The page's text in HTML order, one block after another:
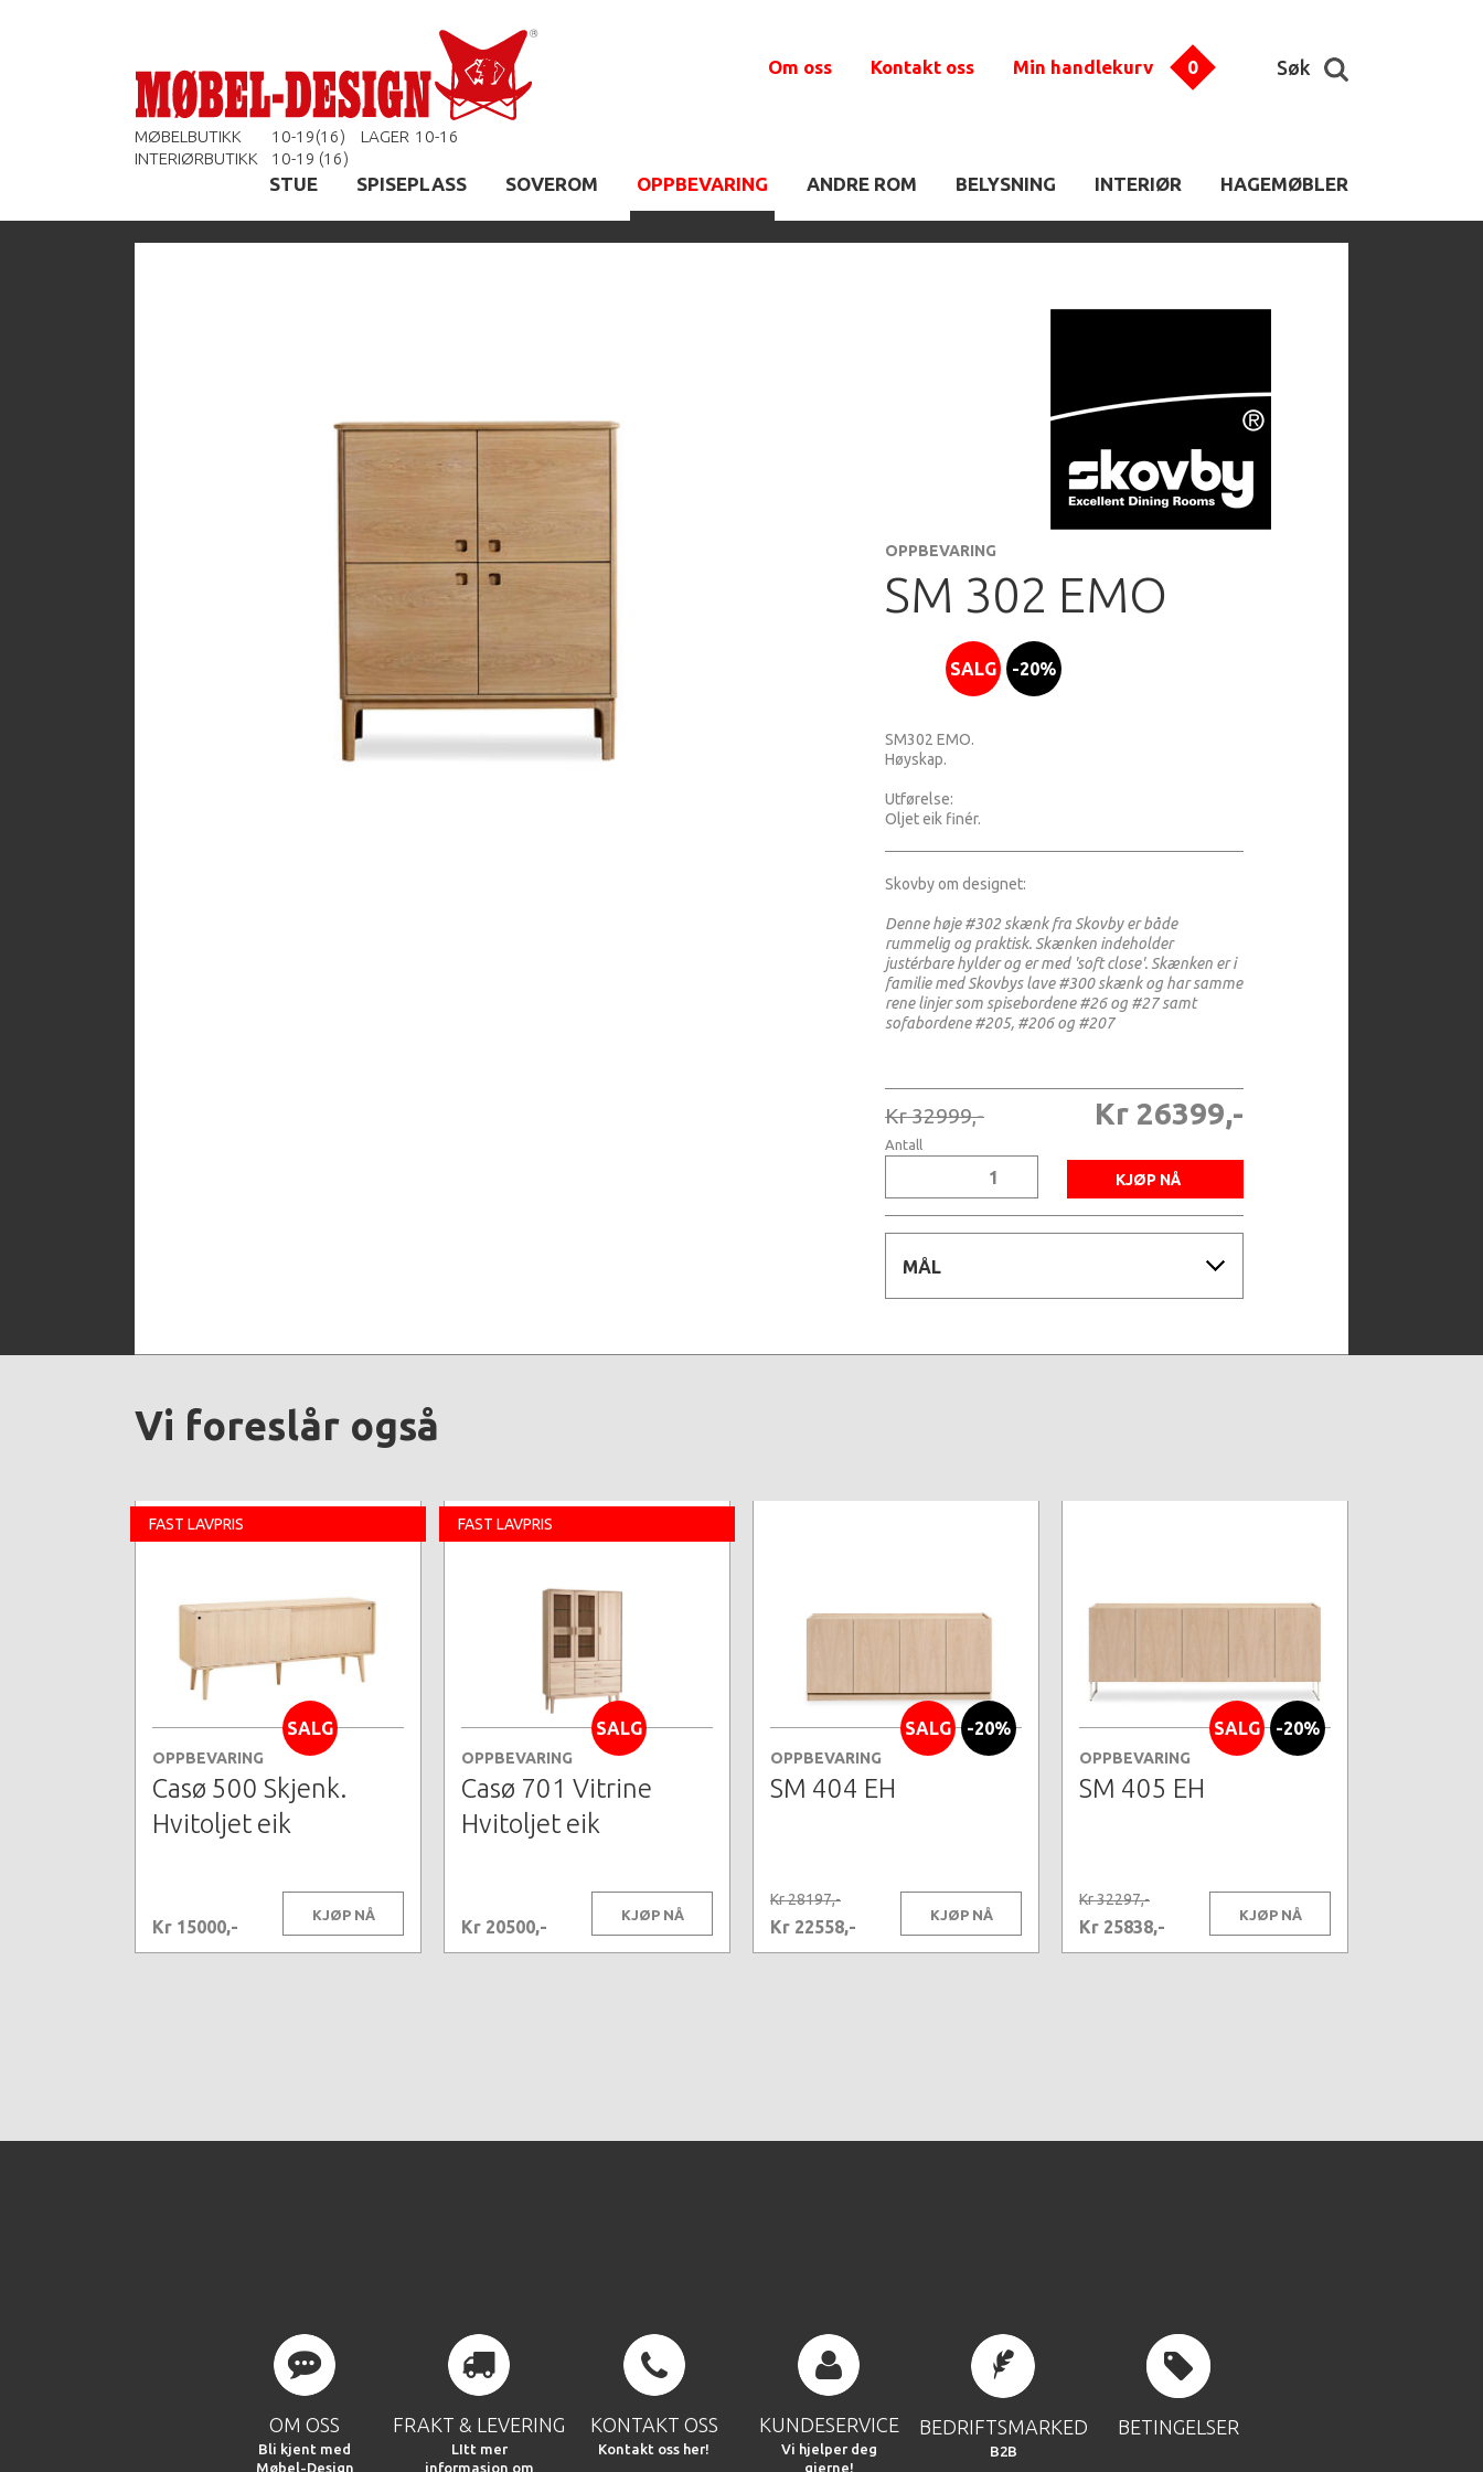
MØBELBUTIKK 10-19(16) LAGER 10-16
INTERIØRBUTIKK
10-19 (16)
Om oss Kontakt oss Min handlekurv 0 Søk
STUE SPISEPLASS SOVEROM OPPBEVARING ANDRE ROM BELYSNING INTERIØR HAGEMØBLER
OPPBEVARING
SM 302 EMO
SALG -20%
SM302 EMO.
Høyskap.
Utførelse:
Oljet eik finér.
Skovby om designet:
Denne høje #302 skænk fra Skovby er både
rummelig og praktisk. Skænken indeholder
justérbare hylder og er med 'soft close'. Skænken er i
familie med Skovbys lave #300 skænk og har samme
rene linjer som spisebordene #26 og #27 samt
sofabordene #205, #206 og #207
Kr 32999,- Kr 26399,-
Antall
MÅL
Vi foreslår også
FAST LAVPRIS
SALG
OPPBEVARING
Casø 500 Skjenk.
Hvitoljet eik
Kr 15000,-
KJØP NÅ
FAST LAVPRIS
SALG
OPPBEVARING
Casø 701 Vitrine
Hvitoljet eik
Kr 20500,-
KJØP NÅ
SALG -20%
OPPBEVARING
SM 404 EH
Kr 28197,-
Kr 22558,-
KJØP NÅ
SALG -20%
OPPBEVARING
SM 405 EH
Kr 32297,-
Kr 25838,-
KJØP NÅ
OM OSS
Bli kjent med
Møbel-Design
FRAKT & LEVERING
LItt mer
informasjon om
KONTAKT OSS
Kontakt oss her!
KUNDESERVICE
Vi hjelper deg
gjerne!
BEDRIFTSMARKED
B2B
BETINGELSER